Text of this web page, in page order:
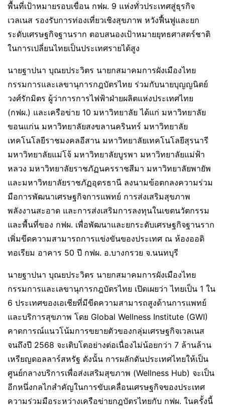
พื้นที่เป้าหมายรอบเขื่อน กฟผ. 9 แห่งทั่วประเทศสู่ธุรกิจ
เวลเนส รองรับการท่องเที่ยวเชิงสุขภาพ หวังฟื้นฟูและยก
ระดับเศรษฐกิจฐานราก ตอบสนองเป้าหมายยุทธศาสตร์ชาติ
ในการเปลี่ยนไทยเป็นประเทศรายได้สูง
นายฐาปนา บุณยประวิตร นายกสมาคมการผังเมืองไทย
กรรมการและเลขานุการกฎบัตรไทย ร่วมกับนายบุญญนิตย์
วงศ์รักมิตร ผู้ว่าการการไฟฟ้าฝ่ายผลิตแห่งประเทศไทย
(กฟผ.) และเครือข่าย 10 มหาวิทยาลัย ได้แก่ มหาวิทยาลัย
ขอนแก่น มหาวิทยาลัยสงขลานครินทร์ มหาวิทยาลัย
เทคโนโลยีราชมงคลอีสาน มหาวิทยาลัยเทคโนโลยีสุรนารี
มหาวิทยาลัยแม่โจ้ มหาวิทยาลัยบูรพา มหาวิทยาลัยแม่ฟ้า
หลวง มหาวิทยาลัยราชภัฏนครราชสีมา มหาวิทยาลัยพายัพ
และมหาวิทยาลัยราชภัฏอุดรธานี ลงนามข้อตกลงความร่วม
มือการพัฒนาเศรษฐกิจการแพทย์ การส่งเสริมสุขภาพ
พลังงานสะอาด และการส่งเสริมการลงทุนในเขตนวัตกรรม
และพื้นที่ของ กฟผ. เพื่อพัฒนาและยกระดับเศรษฐกิจฐานราก
เพิ่มขีดความสามารถการแข่งขันของประเทศ ณ ห้องออดิ
ทอเรียม อาคาร 50 ปี กฟผ. อ.บางกรวย จ.นนทบุรี
นายฐาปนา บุณยประวิตร นายกสมาคมการผังเมืองไทย
กรรมการและเลขานุการกฎบัตรไทย เปิดเผยว่า ไทยเป็น 1 ใน
6 ประเทศของเอเชียที่มีขีดความสามารถสูงด้านการแพทย์
และบริการสุขภาพ โดย Global Wellness Institute (GWI)
คาดการณ์แนวโน้มการขยายตัวของกลุ่มเศรษฐกิจเวลเนส
จนถึงปี 2568 จะเติบโตอย่างต่อเนื่องไม่น้อยกว่า 7 ล้านล้าน
เหรียญดอลลาร์สหรัฐ ดังนั้น การผลักดันประเทศไทยให้เป็น
ศูนย์กลางบริการเพื่อส่งเสริมสุขภาพ (Wellness Hub) จะเป็น
อีกหนึ่งกลไกสำคัญในการขับเคลื่อนเศรษฐกิจของประเทศ
ความร่วมมือระหว่างเครือข่ายกฎบัตรไทยกับ กฟผ. ในครั้งนี้